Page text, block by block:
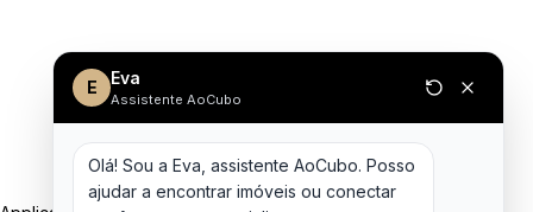
E Eva
Assistente AoCubo
Olá! Sou a Eva, assistente AoCubo. Posso
ajudar a encontrar imóveis ou conectar